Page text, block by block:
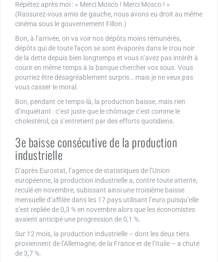
Répétez après moi : « Merci Mosco ! Merci Mosco ! »
(Rassurez-vous amis de gauche, nous avons eu droit au même
cinéma sous le gouvernement Fillon.)
Bon, à l’arrivée, on va voir nos dépôts moins rémunérés,
dépôts qui de toute façon se sont évaporés dans le trou noir
de la dette depuis bien longtemps et vous n’avez pas intérêt à
courir en même temps à la banque chercher vos sous. Vous
pourriez être désagréablement surpris… mais je ne veux pas
vous casser le moral.
Bon, pendant ce temps-là, la production baisse, mais rien
d’inquiétant : c’est juste que le chômage c’est comme le
cholestérol, ça s’entretient par des efforts quotidiens.
3e baisse consécutive de la production
industrielle
D’après Eurostat, l’agence de statistiques de l’Union
européenne, la production industrielle a, contre toute attente,
reculé en novembre, subissant ainsi une troisième baisse
mensuelle d’affilée dans les 17 pays utilisant l’euro puisqu’elle
s’est repliée de 0,3 % en novembre alors que les économistes
avaient anticipé une progression de 0,1 %.
Sur 12 mois, la production industrielle – dont les deux tiers
proviennent de l’Allemagne, de la France et de l’Italie – a chuté
de 3,7 %.